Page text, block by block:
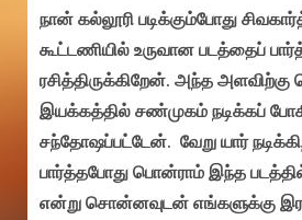
நான் கல்லூரி படிக்கும்போது
கூட்டணியில் உருவான படத்தைப்
ரசித்திருக்கிறேன். அந்த அளவிற்கு
இயக்கத்தில் சண்முகம் நடிக்கப்
சந்தோஷப்பட்டேன். வேறு யார்
பார்த்தபோது பொன்ராம் இந்த படத்தில்
என்று சொன்னவுடன் எங்களுக்கு